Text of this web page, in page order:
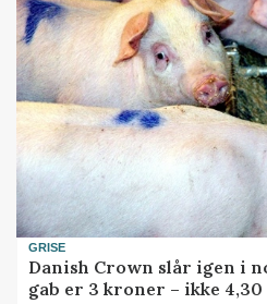
GRISE
Danish Crown slår igen i
gab er 3 kroner – ikke 4,30